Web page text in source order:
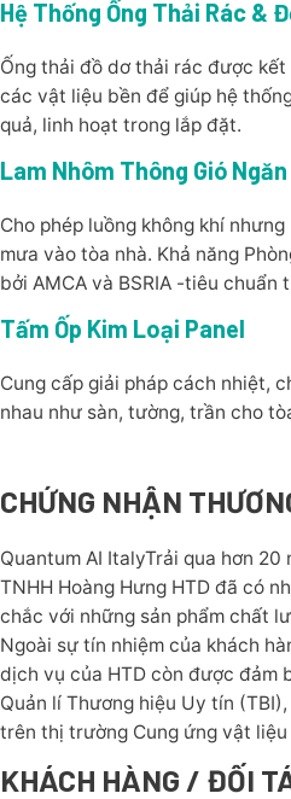
Hệ Thống Ống Thải Rác &
Ống thải đồ dơ thải rác được
các vật liệu bền để giúp hệ
quả, linh hoạt trong lắp đặt.
Lam Nhôm Thông Gió
Cho phép luồng không khí
mưa vào tòa nhà. Khả năng
bởi AMCA và BSRIA -tiêu chuẩn
Tấm Ốp Kim Loại Panel
Cung cấp giải pháp cách nhiệt,
nhau như sàn, tường, trần cho
CHỨNG NHẬN
Quantum AI ItalyTrải qua hơn
TNHH Hoàng Hưng HTD đã có
chắc với những sản phẩm chất
Ngoài sự tín nhiệm của khách
dịch vụ của HTD còn được đảm
Quản lí Thương hiệu Uy tín
trên thị trường Cung ứng vật
KHÁCH HÀNG / ĐỐI